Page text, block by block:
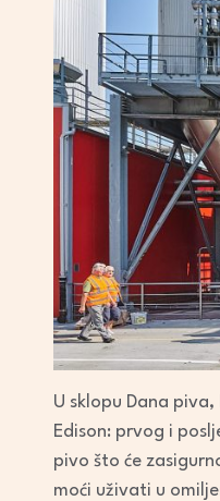
U sklopu Dana
Edison: prvog i
pivo što će
moći uživati u